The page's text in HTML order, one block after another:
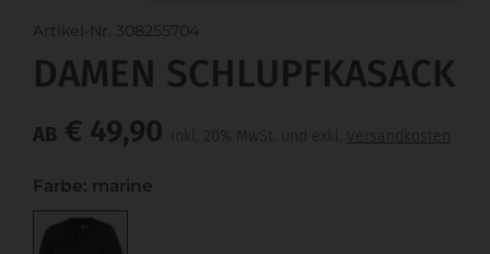
Artikel-Nr. 308255704
DAMEN SCHLUPFKASACK
AB € 49,90 inkl. 20% MwSt. und exkl. Versandkosten
Farbe: marine